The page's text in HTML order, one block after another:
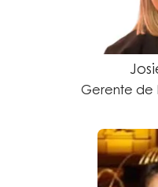
Gerente de